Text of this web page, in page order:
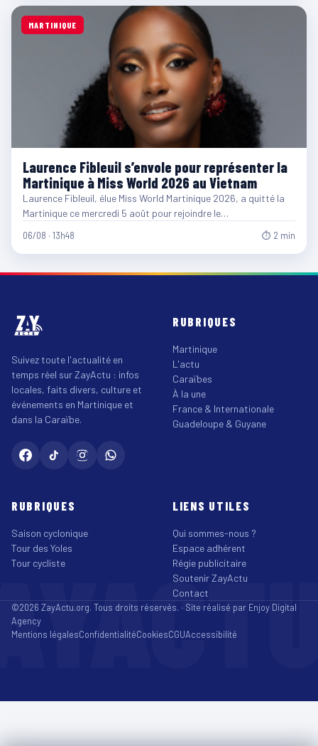
MARTINIQUE
Laurence Fibleuil s’envole pour représenter la
Martinique à Miss World 2026 au Vietnam
Laurence Fibleuil, élue Miss World Martinique 2026, a quitté la
Martinique ce mercredi 5 août pour rejoindre le…
06/08 · 13h48 ⏱ 2 min
Suivez toute l'actualité en
temps réel sur ZayActu : infos
locales, faits divers, culture et
événements en Martinique et
dans la Caraïbe.
RUBRIQUES
Martinique
L'actu
Caraïbes
À la une
France & Internationale
Guadeloupe & Guyane
RUBRIQUES
Saison cyclonique
Tour des Yoles
Tour cycliste
LIENS UTILES
Qui sommes-nous ?
Espace adhérent
Régie publicitaire
Soutenir ZayActu
Contact
©2026 ZayActu.org. Tous droits réservés. · Site réalisé par Enjoy Digital
Agency
Mentions légalesConfidentialitéCookiesCGUAccessibilité